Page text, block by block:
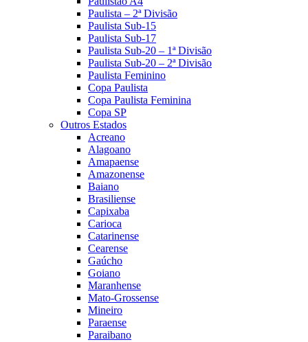
Paulista – 2ª Divisão
Paulista Sub-15
Paulista Sub-17
Paulista Sub-20 – 1ª Divisão
Paulista Sub-20 – 2ª Divisão
Paulista Feminino
Copa Paulista
Copa Paulista Feminina
Copa SP
Outros Estados
Acreano
Alagoano
Amapaense
Amazonense
Baiano
Brasiliense
Capixaba
Carioca
Catarinense
Cearense
Gaúcho
Goiano
Maranhense
Mato-Grossense
Mineiro
Paraense
Paraibano